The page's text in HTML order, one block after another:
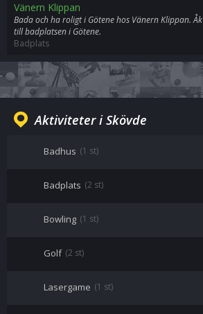
Vänern Klippan
Bada och ha roligt i Götene hos Vänern Klippan. Åk
till badplatsen i Götene.
Badplats
Aktiviteter i Skövde
Badhus (1 st)
Badplats (2 st)
Bowling (1 st)
Golf (2 st)
Lasergame (1 st)